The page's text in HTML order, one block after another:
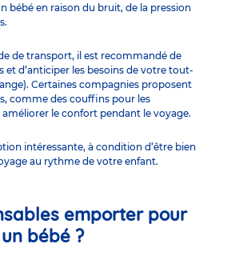
bébé en raison du bruit, de la pression
de transport, il est recommandé de
et d’anticiper les besoins de votre tout-
Certaines compagnies proposent
comme des couffins pour les
le confort pendant le voyage.
intéressante, à condition d’être bien
au rythme de votre enfant.
emporter pour
bébé ?